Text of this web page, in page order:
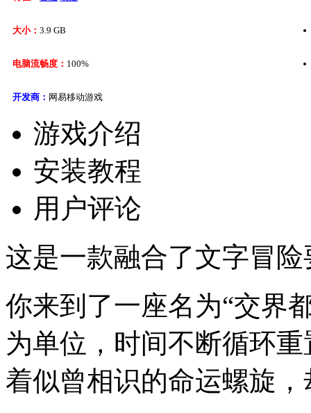
大小： 3.9 GB
电脑流畅度： 100%
开发商： 网易移动游戏
游戏介绍
安装教程
用户评论
这是一款融合了文字冒
你来到了一座名为“交界
为单位，时间不断循环
着似曾相识的命运螺旋